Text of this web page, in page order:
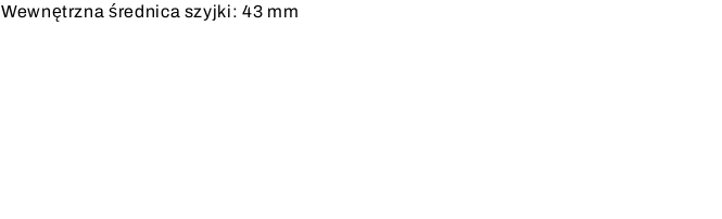
Wewnętrzna średnica szyjki: 43 mm